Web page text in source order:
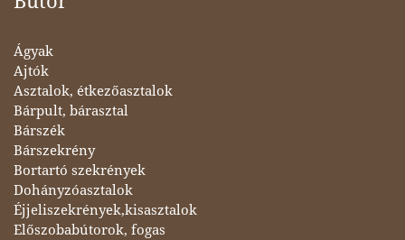
Ágyak
Ajtók
Asztalok, étkezőasztalok
Bárpult, bárasztal
Bárszék
Bárszekrény
Bortartó szekrények
Dohányzóasztalok
Éjjeliszekrények,kisasztalok
Előszobabútorok, fogas